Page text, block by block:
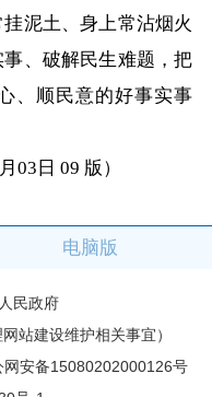
泥土、身上常沾烟火
、破解民生难题，把
、顺民意的好事实事
03日 09 版）
电脑版
民政府
站建设维护相关事宜）
网安备15080202000126号